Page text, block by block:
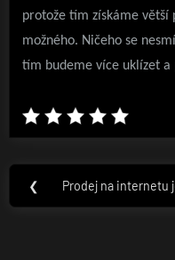
protože tím získáme větší
možného. Ničeho se
tím budeme více uklízet a
Navigace
pro
❮
Previous
Prodej na internetu